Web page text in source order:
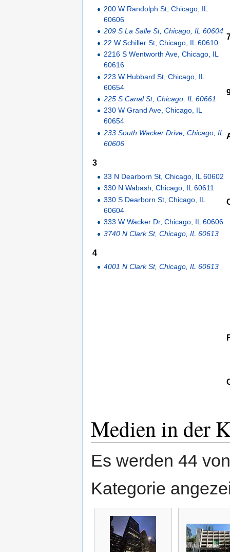
200 W Randolph St, Chicago, IL
60606
209 S La Salle St, Chicago, IL 60604
22 W Schiller St, Chicago, IL 60610
2216 S Wentworth Ave, Chicago, IL
60616
223 W Hubbard St, Chicago, IL
60654
225 S Canal St, Chicago, IL 60661
230 W Grand Ave, Chicago, IL
60654
233 South Wacker Drive, Chicago, IL
60606
3
33 N Dearborn St, Chicago, IL 60602
330 N Wabash, Chicago, IL 60611
330 S Dearborn St, Chicago, IL
60604
333 W Wacker Dr, Chicago, IL 60606
3740 N Clark St, Chicago, IL 60613
4
4001 N Clark St, Chicago, IL 60613
Medien in der
Es werden 44
Kategorie